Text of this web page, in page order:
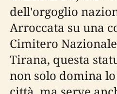
dell'orgoglio
Arroccata su una
Cimitero
Tirana, questa
non solo domina